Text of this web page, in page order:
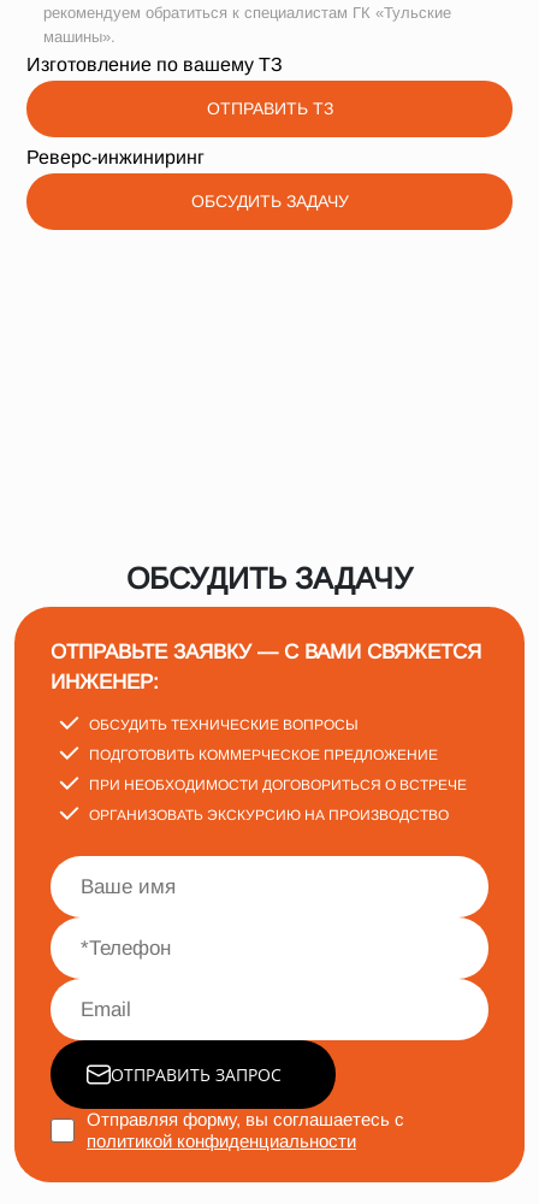
рекомендуем обратиться к специалистам ГК «Тульские
машины».
Изготовление по вашему ТЗ
ОТПРАВИТЬ ТЗ
Реверс-инжиниринг
ОБСУДИТЬ ЗАДАЧУ
ОБСУДИТЬ ЗАДАЧУ
ОТПРАВЬТЕ ЗАЯВКУ — С ВАМИ СВЯЖЕТСЯ
ИНЖЕНЕР:
ОБСУДИТЬ ТЕХНИЧЕСКИЕ ВОПРОСЫ
ПОДГОТОВИТЬ КОММЕРЧЕСКОЕ ПРЕДЛОЖЕНИЕ
ПРИ НЕОБХОДИМОСТИ ДОГОВОРИТЬСЯ О ВСТРЕЧЕ
ОРГАНИЗОВАТЬ ЭКСКУРСИЮ НА ПРОИЗВОДСТВО
ОТПРАВИТЬ ЗАПРОС
Отправляя форму, вы соглашаетесь с
политикой конфиденциальности